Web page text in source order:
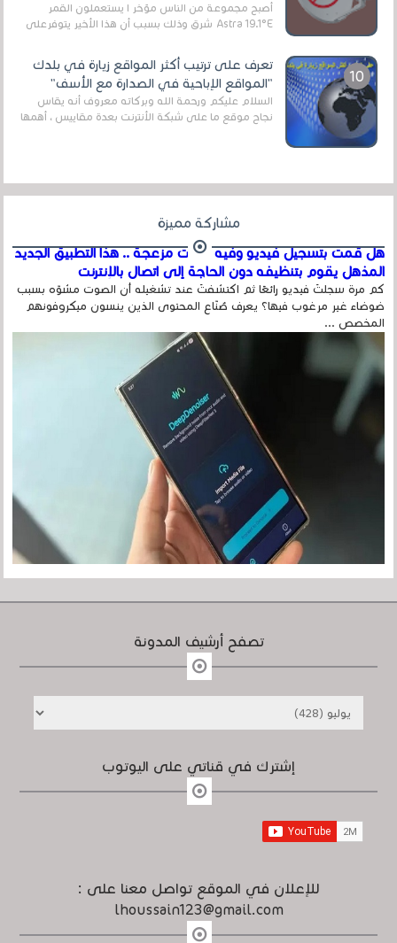
أصبح مجموعة من الناس مؤخر ا يستعملون القمر
Astra 19.1°E شرق وذلك بسبب أن هذا الأخير يتوفرعلى
تعرف على ترتيب أكثر المواقع زيارة في بلدك
"المواقع الإباحية في الصدارة مع الأسف"
السلام عليكم ورحمة الله وبركاته معروف أنه يقاس
نجاح موقع ما على شبكة الأنترنت بعدة مقاييس ، أهمها
مشاركة مميزة
هل قمت بتسجيل فيديو وفيه أصوت مزعجة .. هذا التطبيق الجديد
المذهل يقوم بتنظيفه دون الحاجة إلى اتصال بالإنترنت
كم مرة سجلتَ فيديو رائعًا ثم اكتشفتَ عند تشغيله أن الصوت مشوّه بسبب
ضوضاء غير مرغوب فيها؟ يعرف صُنّاع المحتوى الذين ينسون ميكروفونهم
المخصص ...
تصفح أرشيف المدونة
إشترك في قناتي على اليوتوب
للإعلان في الموقع تواصل معنا على :
lhoussain123@gmail.com